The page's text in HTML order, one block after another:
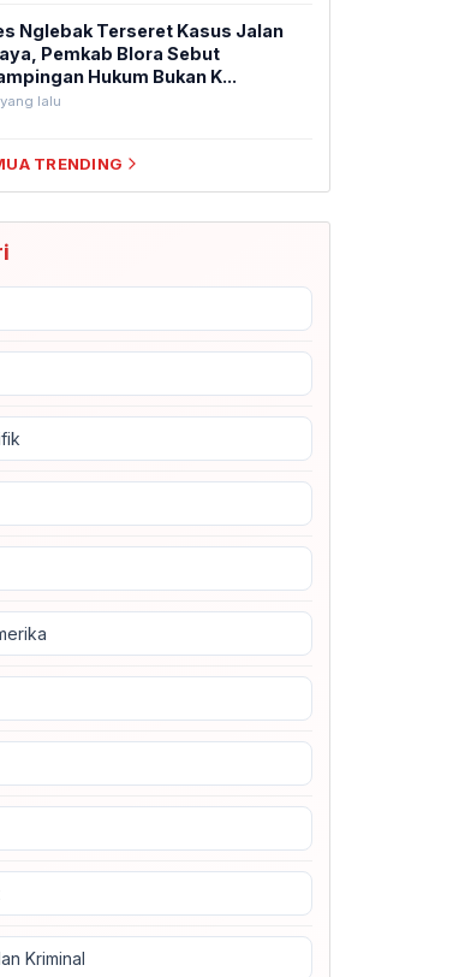
Nglebak Terseret Kasus Jalan
Pemkab Blora Sebut
Hukum Bukan K...
lalu
TRENDING
Kriminal